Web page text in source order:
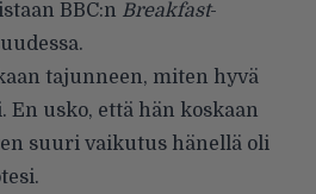
BBC:n Breakfast-
tajunneen, miten hyvä
En usko, että hän koskaan
suuri vaikutus hänellä oli